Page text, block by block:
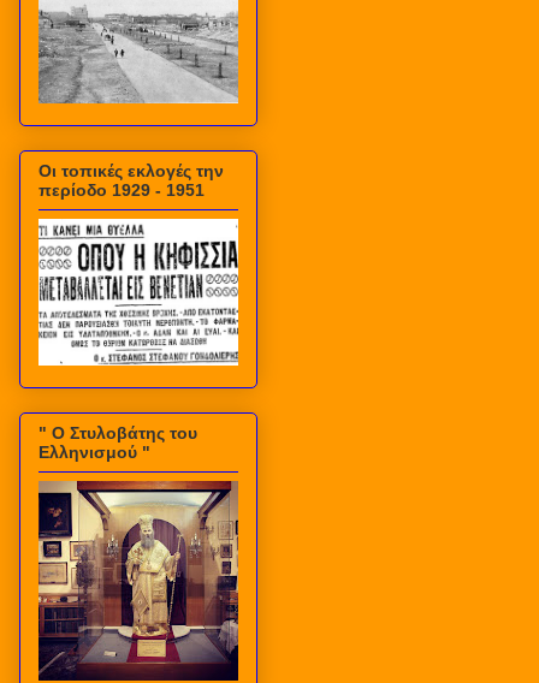
Οι τοπικές εκλογές την
περίοδο 1929 - 1951
" Ο Στυλοβάτης του
Ελληνισμού "